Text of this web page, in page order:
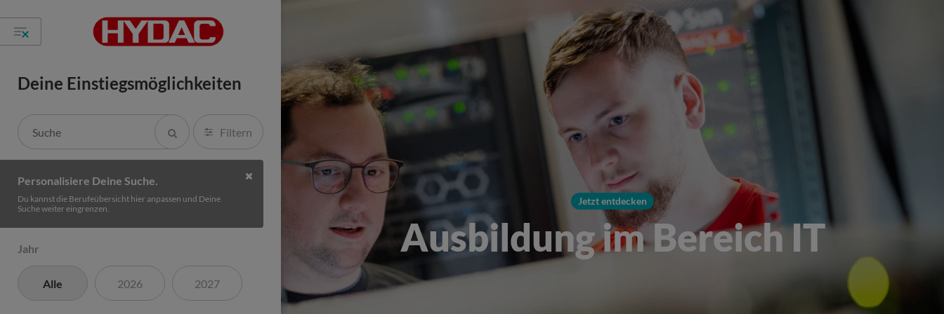
Deine Einstiegsmöglichkeiten
Filtern
Personalisiere Deine Suche.
Du kannst die Berufeübersicht hier anpassen und Deine
Suche weiter eingrenzen.
Jahr
Alle 2026 2027
Jetzt entdecken
Ausbildung im Bereich IT